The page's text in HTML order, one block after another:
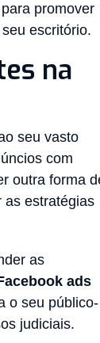
promover
escritório.
na
seu vasto
com
outra forma
as estratégias
as
ads
o seu público-
judiciais.